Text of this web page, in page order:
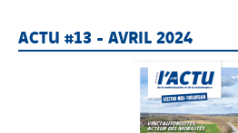
ACTU #13 - AVRIL 2024